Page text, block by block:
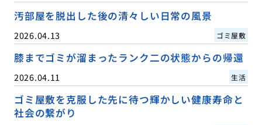
汚部屋を脱出した後の清々しい日常の風景
2026.04.13 ゴミ屋敷
膝までゴミが溜まったランク二の状態からの帰還
2026.04.11 生活
ゴミ屋敷を克服した先に待つ輝かしい健康寿命と
社会の繋がり